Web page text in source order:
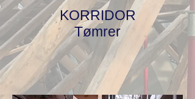
KORRIDOR
Tømrer